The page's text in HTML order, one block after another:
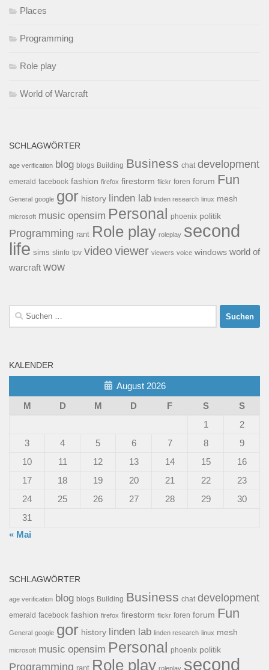
Places
Programming
Role play
World of Warcraft
SCHLAGWÖRTER
age verification blog blogs Building Business chat development
emerald facebook fashion firefox firestorm flickr foren forum Fun
General google gor history linden lab linden research linux mesh
microsoft music opensim Personal phoenix politik
Programming rant Role play roleplay second
life sims slinfo tpv videoviewer viewers voice windows world of
warcraft wow
Suchen
nach:
KALENDER
August 2026
M
D M D F S
S
1
2
3
4 5 6 7 8
9
10
11 12 13 14 15
16
17
18 19 20 21 22
23
24
25 26 27 28 29
30
31
« Mai
SCHLAGWÖRTER
age verification blog blogs Building Business chat development
emerald facebook fashion firefox firestorm flickr foren forum Fun
General google gor history linden lab linden research linux mesh
microsoft music opensim Personal phoenix politik
Programming rant Role play roleplay second